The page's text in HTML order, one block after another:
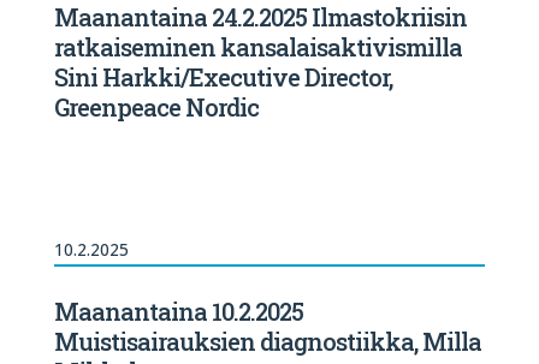
Maanantaina 24.2.2025 Ilmastokriisin
ratkaiseminen kansalaisaktivismilla
Sini Harkki/Executive Director,
Greenpeace Nordic
10.2.2025
Maanantaina 10.2.2025
Muistisairauksien diagnostiikka, Milla